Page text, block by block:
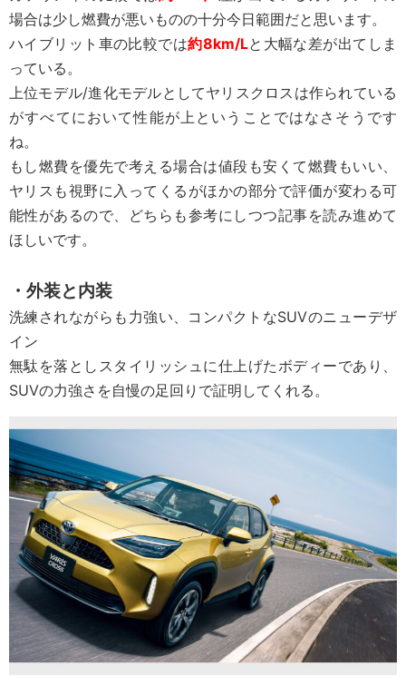
場合は少し燃費が悪いものの十分今日範囲だと思います。
ハイブリット車の比較では約8km/Lと大幅な差が出てしま
っている。
上位モデル/進化モデルとしてヤリスクロスは作られている
がすべてにおいて性能が上ということではなさそうです
ね。
もし燃費を優先で考える場合は値段も安くて燃費もいい、
ヤリスも視野に入ってくるがほかの部分で評価が変わる可
能性があるので、どちらも参考にしつつ記事を読み進めて
ほしいです。
・外装と内装
洗練されながらも力強い、コンパクトなSUVのニューデザ
イン
無駄を落としスタイリッシュに仕上げたボディーであり、
SUVの力強さを自慢の足回りで証明してくれる。